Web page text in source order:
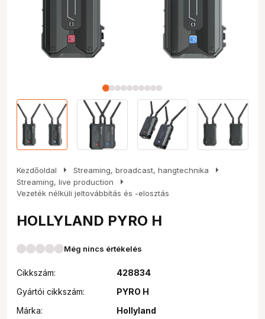
Kezdőoldal arrow_right Streaming, broadcast, hangtechnika arrow_right
Streaming, live production arrow_right
Vezeték nélküli jeltovábbítás és -elosztás
HOLLYLAND PYRO H
Még nincs értékelés
Cikkszám:
428834
Gyártói cikkszám:
PYRO H
Márka:
Hollyland